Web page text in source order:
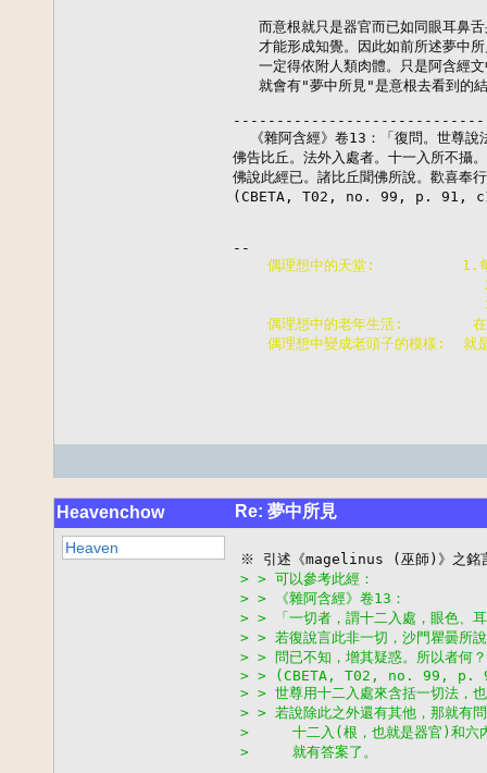
而意根就只是器官而已如同眼耳鼻
才能形成知覺。因此如前所述夢中
一定得依附人類肉體。只是阿含經
就會有"夢中所見"是意根去看到的
《雜阿含經》卷13：「復問。世尊說
佛告比丘。法外入處者。十一入所不攝
佛說此經已。諸比丘聞佛所說。歡喜奉
(CBETA, T02, no. 99, p. 91,
偶理想中的天堂:          1.
2.
3.
偶理想中的老年生活:        在
偶理想中變成老頭子的模樣:  就
Heavenchow Re: 夢中所見
Heaven
> > 可以參考此經：
> > 《雜阿含經》卷13：
> > 「一切者，謂十二入處，眼色、
> > 若復說言此非一切，沙門瞿曇所
> > 問已不知，增其疑惑。所以者何
> > (CBETA, T02, no. 99, p.
> > 世尊用十二入處來含括一切法，
> > 若說除此之外還有其他，那就有
>     十二入(根，也就是器官)和六內
>     就有答案了。